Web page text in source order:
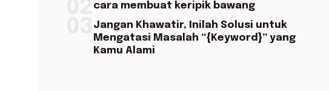
cara membuat keripik bawang
Jangan Khawatir, Inilah Solusi untuk
Mengatasi Masalah “{Keyword}” yang
Kamu Alami